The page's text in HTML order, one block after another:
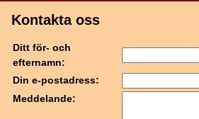
Kontakta oss
Ditt för- och
efternamn:
Din e-postadress:
Meddelande: